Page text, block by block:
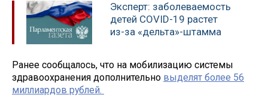
Эксперт: заболеваемость
детей COVID-19 растет
из-за «дельта»-штамма
Ранее сообщалось, что на мобилизацию системы
здравоохранения дополнительно выделят более 56
миллиардов рублей.